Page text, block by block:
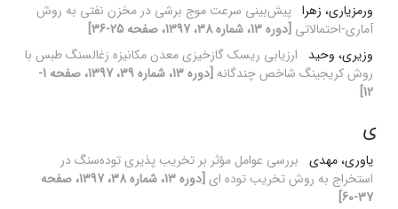
ورمزیاری، زهرا پیش‌بینی سرعت موج برشی در مخزن نفتی به روش
آماری-احتمالاتی [دوره 13، شماره 38، 1397، صفحه 25-36]
وزیری، وحید
ارزیابی ریسک گازخیزی معدن مکانیزه زغال‏سنگ طبس با
روش‌ کریجینگ شاخص چندگانه
[دوره 13، شماره 39، 1397، صفحه 1-
12]
ی
یاوری، مهدی بررسی عوامل مؤثر بر تخریب پذیری توده‌سنگ در
استخراج به روش تخریب توده ای
[دوره 13، شماره 38، 1397، صفحه
37-60]